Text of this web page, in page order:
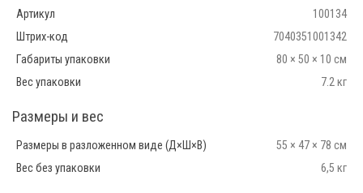
Артикул
100134
Штрих-код
7040351001342
Габариты упаковки
80 × 50 × 10 см
Вес упаковки
7.2 кг
Размеры и вес
Размеры в разложенном виде (Д×Ш×В)
55 × 47 × 78 см
Вес без упаковки
6,5 кг